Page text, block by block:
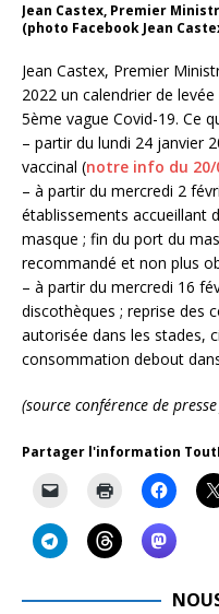
Jean Castex, Premier
(photo Facebook Jean
Jean Castex, Premier
2022 un calendrier de
5ème vague Covid-19. Ce
– partir du lundi 24 janvier
vaccinal (notre info du 20/
– à partir du mercredi 2
établissements accueillant
masque ; fin du port du
recommandé et non plus
– à partir du mercredi 16
discothèques ; reprise des
autorisée dans les stades,
consommation debout
(source conférence de
Partager l'information